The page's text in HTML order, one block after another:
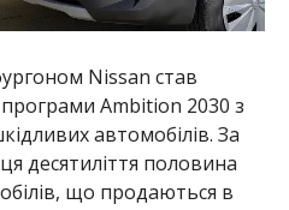
Nissan став
Ambition 2030 з
автомобілів. За
десятиліття половина
що продаються в